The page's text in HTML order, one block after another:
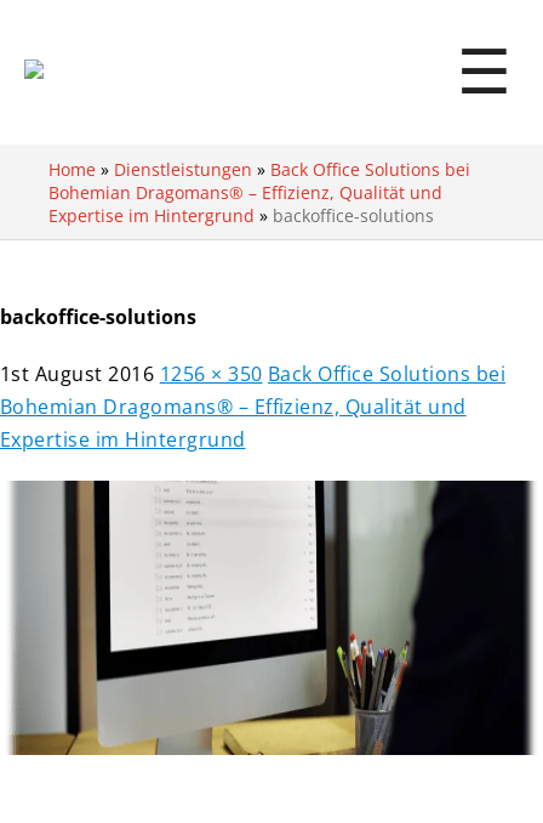
☰
Home » Dienstleistungen » Back Office Solutions bei
Bohemian Dragomans® – Effizienz, Qualität und
Expertise im Hintergrund » backoffice-solutions
backoffice-solutions
1st August 2016 1256 × 350 Back Office Solutions bei
Bohemian Dragomans® – Effizienz, Qualität und
Expertise im Hintergrund